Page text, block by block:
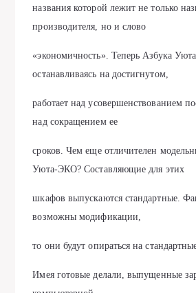
названия которой лежит не только
производителя, но и слово
«экономичность». Теперь Азбука
останавливаясь на достигнутом,
работает над усовершенствованием
над сокращением ее
сроков. Чем еще отличителен
Уюта-ЭКО? Составляющие для этих
шкафов выпускаются стандартные.
возможны модификации,
то они будут опираться на
Имея готовые делали, выпущенные